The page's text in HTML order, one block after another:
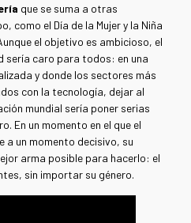
que se suma a otras
como el Día de la Mujer y la Niña
el objetivo es ambicioso, el
sería caro para todos: en una
y donde los sectores más
con la tecnología, dejar al
mundial sería poner serias
En un momento en el que el
a un momento decisivo, su
arma posible para hacerlo: el
sin importar su género.